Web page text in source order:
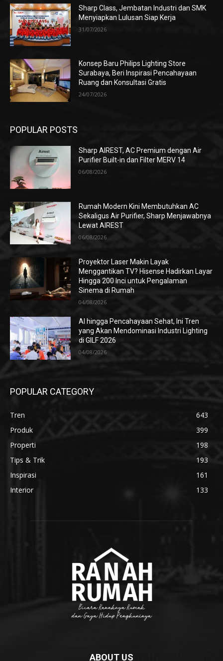
Sharp Class, Jembatan Industri dan SMK
Menyiapkan Lulusan Siap Kerja
31/07/2026
Konsep Baru Philips Lighting Store
Surabaya, Beri Inspirasi Pencahayaan
Ruang dan Konsultasi Gratis
24/07/2026
POPULAR POSTS
Sharp AIREST, AC Premium dengan Air
Purifier Built-in dan Filter MERV 14
06/08/2026
Rumah Modern Kini Membutuhkan AC
Sekaligus Air Purifier, Sharp Menjawabnya
Lewat AIREST
06/08/2026
Proyektor Laser Makin Layak
Menggantikan TV? Hisense Hadirkan Layar
Hingga 200 Inci untuk Pengalaman
Sinema di Rumah
04/08/2026
AI hingga Pencahayaan Sehat, Ini Tren
yang Akan Mendominasi Industri Lighting
di GILF 2026
04/08/2026
POPULAR CATEGORY
Tren
643
Produk
399
Properti
198
Tips & Trik
193
Inspirasi
161
Interior
133
ABOUT US